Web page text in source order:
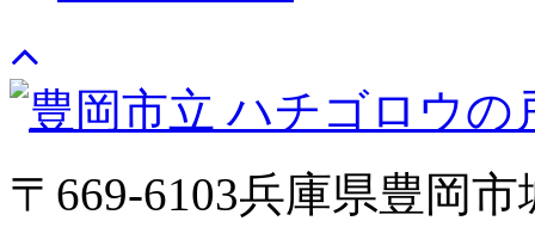
〒669-6103兵庫県豊岡市